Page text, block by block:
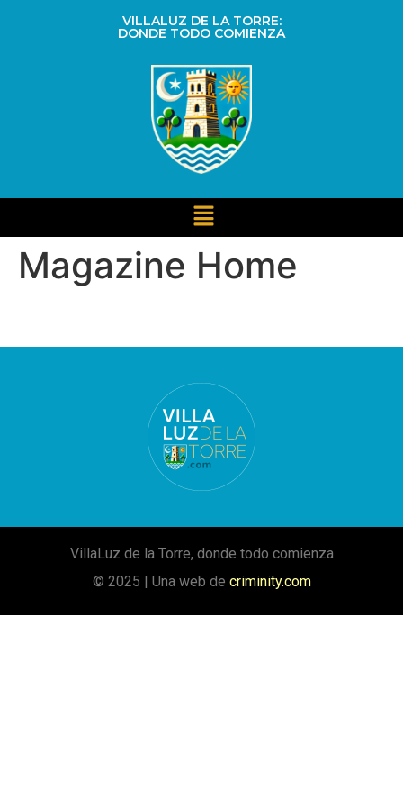
VILLALUZ DE LA TORRE:
DONDE TODO COMIENZA
Magazine Home
VillaLuz de la Torre, donde todo comienza
© 2025 | Una web de criminity.com